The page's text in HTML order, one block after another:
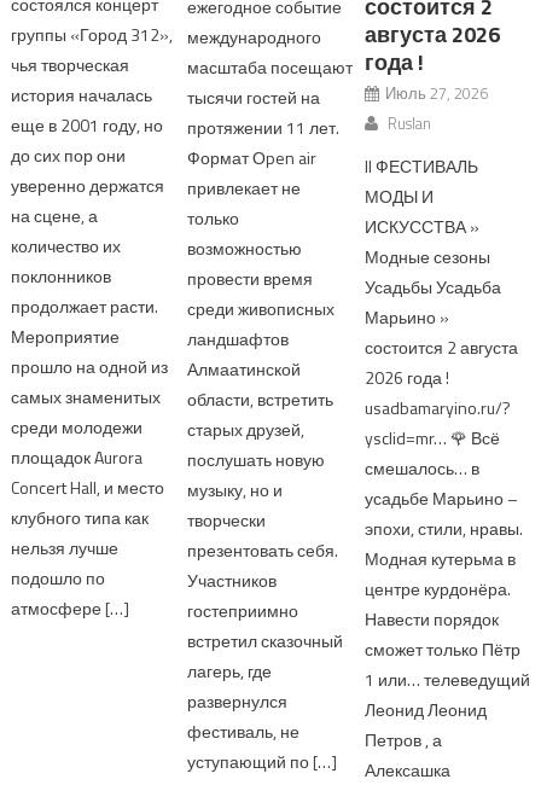
группы «Город 312»,
чья творческая
история началась
еще в 2001 году, но
до сих пор они
уверенно держатся
на сцене, а
количество их
поклонников
продолжает расти.
Мероприятие
прошло на одной из
самых знаменитых
среди молодежи
площадок Aurora
Concert Hall, и место
клубного типа как
нельзя лучше
подошло по
атмосфере […]
ежегодное событие
международного
масштаба посещают
тысячи гостей на
протяжении 11 лет.
Формат Оpen air
привлекает не
только
возможностью
провести время
среди живописных
ландшафтов
Алмаатинской
области, встретить
старых друзей,
послушать новую
музыку, но и
творчески
презентовать себя.
Участников
гостеприимно
встретил сказочный
лагерь, где
развернулся
фестиваль, не
уступающий по […]
состоится 2
августа 2026
года !
Июль 27, 2026
Ruslan
II ФЕСТИВАЛЬ
МОДЫ И
ИСКУССТВА »
Модные сезоны
Усадьбы Усадьба
Марьино »
состоится 2 августа
2026 года !
usadbamaryino.ru/?
ysclid=mr… 🌹 Всё
смешалось… в
усадьбе Марьино –
эпохи, стили, нравы.
Модная кутерьма в
центре курдонёра.
Навести порядок
сможет только Пётр
1 или… телеведущий
Леонид Леонид
Петров , а
Алексашка